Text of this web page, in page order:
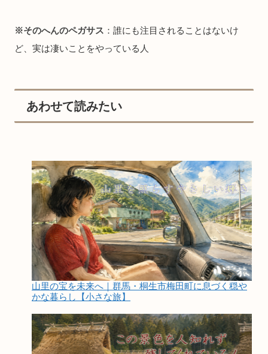
※そのへんのペガサス ：誰にも注目されることはないけ
ど、実は凄いことをやっている人
あわせて読みたい
山里の宝を未来へ｜群馬・桐生市梅田町に息づく穏や
かな暮らし【小さな旅】